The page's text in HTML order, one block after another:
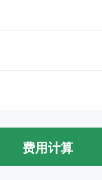
费用计算